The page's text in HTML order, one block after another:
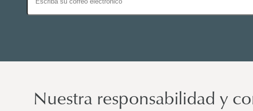
Nuestra responsabilidad y